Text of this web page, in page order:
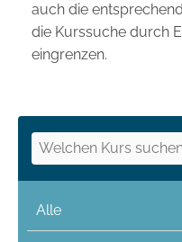
auch die
die Kurssuche durch
eingrenzen.
Alle